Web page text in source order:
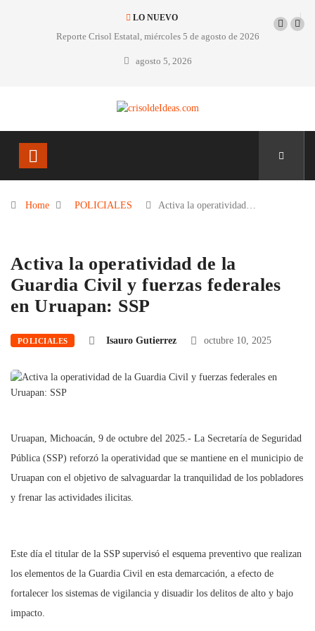
LO NUEVO
Reporte Crisol Estatal, miércoles 5 de agosto de 2026
agosto 5, 2026
Home POLICIALES Activa la operatividad…
Activa la operatividad de la
Guardia Civil y fuerzas federales
en Uruapan: SSP
POLICIALES Isauro Gutierrez octubre 10, 2025
Uruapan, Michoacán, 9 de octubre del 2025.- La Secretaría de Seguridad
Pública (SSP) reforzó la operatividad que se mantiene en el municipio de
Uruapan con el objetivo de salvaguardar la tranquilidad de los pobladores
y frenar las actividades ilicitas.
Este día el titular de la SSP supervisó el esquema preventivo que realizan
los elementos de la Guardia Civil en esta demarcación, a efecto de
fortalecer los sistemas de vigilancia y disuadir los delitos de alto y bajo
impacto.